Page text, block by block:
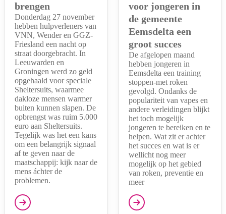
brengen
Donderdag 27 november
hebben hulpverleners van
VNN, Wender en GGZ-
Friesland een nacht op
straat doorgebracht. In
Leeuwarden en
Groningen werd zo geld
opgehaald voor speciale
Sheltersuits, waarmee
dakloze mensen warmer
buiten kunnen slapen. De
opbrengst was ruim 5.000
euro aan Sheltersuits.
Tegelijk was het een kans
om een belangrijk signaal
af te geven naar de
maatschappij: kijk naar de
mens áchter de
problemen.
voor jongeren in
de gemeente
Eemsdelta een
groot succes
De afgelopen maand
hebben jongeren in
Eemsdelta een training
stoppen-met roken
gevolgd. Ondanks de
populariteit van vapes en
andere verleidingen blijkt
het toch mogelijk
jongeren te bereiken en te
helpen. Wat zit er achter
het succes en wat is er
wellicht nog meer
mogelijk op het gebied
van roken, preventie en
meer